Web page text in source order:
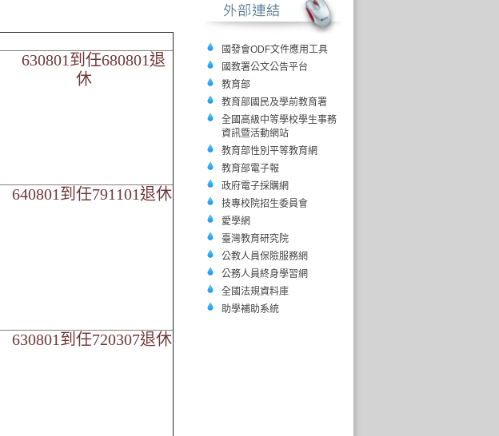
630801到任680801退
休
640801到任791101退休
630801到任720307退休
國發會ODF文件應用工具
國教署公文公告平台
教育部
教育部國民及學前教育署
全國高級中等學校學生事務
資訊暨活動網站
教育部性別平等教育網
教育部電子報
政府電子採購網
技專校院招生委員會
愛學網
臺灣教育研究院
公教人員保險服務網
公務人員終身學習網
全國法規資料庫
助學補助系統